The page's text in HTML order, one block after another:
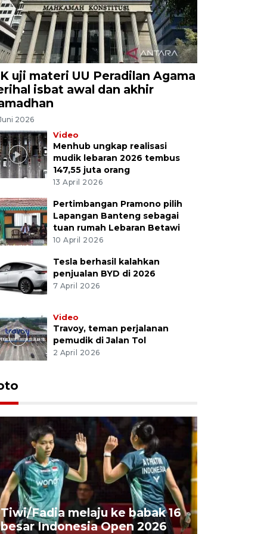
uji materi UU Peradilan Agama
isbat awal dan akhir
2026
Video
Menhub ungkap realisasi
mudik lebaran 2026 tembus
147,55 juta orang
13 April 2026
Pertimbangan Pramono pilih
Lapangan Banteng sebagai
tuan rumah Lebaran Betawi
10 April 2026
Tesla berhasil kalahkan
penjualan BYD di 2026
7 April 2026
Video
Travoy, teman perjalanan
pemudik di Jalan Tol
2 April 2026
Tiwi/Fadia melaju ke babak 16
besar Indonesia Open 2026